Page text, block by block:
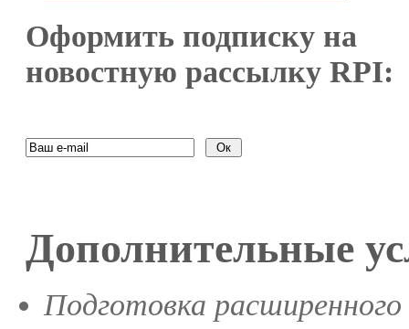
Оформить подписку на
новостную рассылку RPI:
Дополнительные
Подготовка